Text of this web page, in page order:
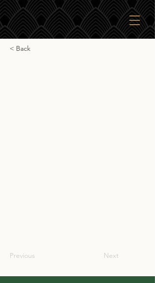
< Back
Previous Next